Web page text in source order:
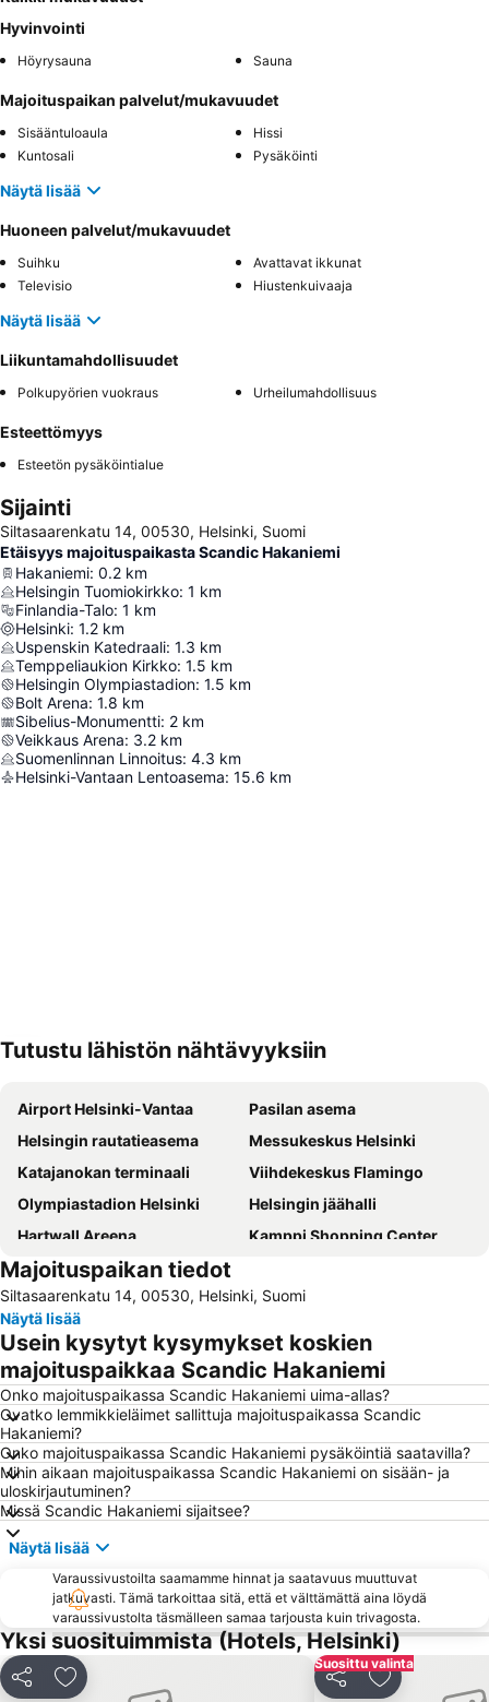
Hyvinvointi
Höyrysauna Sauna
Majoituspaikan palvelut/mukavuudet
Sisääntuloaula
Hissi
Kuntosali
Pysäköinti
Näytä lisää
Huoneen palvelut/mukavuudet
Suihku
Avattavat ikkunat
Televisio
Hiustenkuivaaja
Näytä lisää
Liikuntamahdollisuudet
Polkupyörien vuokraus Urheilumahdollisuus
Esteettömyys
Esteetön pysäköintialue
Sijainti
Siltasaarenkatu 14, 00530, Helsinki, Suomi
Etäisyys majoituspaikasta Scandic Hakaniemi
Hakaniemi: 0.2 km
Helsingin Tuomiokirkko: 1 km
Finlandia-Talo: 1 km
Helsinki: 1.2 km
Uspenskin Katedraali: 1.3 km
Temppeliaukion Kirkko: 1.5 km
Helsingin Olympiastadion: 1.5 km
Bolt Arena: 1.8 km
Sibelius-Monumentti: 2 km
Veikkaus Arena: 3.2 km
Suomenlinnan Linnoitus: 4.3 km
Helsinki-Vantaan Lentoasema: 15.6 km
Tutustu lähistön nähtävyyksiin
Airport Helsinki-Vantaa
Pasilan asema
Helsingin rautatieasema
Messukeskus Helsinki
Katajanokan terminaali
Viihdekeskus Flamingo
Olympiastadion Helsinki
Helsingin jäähalli
Hartwall Areena
Kamppi Shopping Center
Linnanmäki
Vesipuisto Serena
Tikkurilan matkakeskus
Old Porvoo
Korkeasaari
Jumbo
Tuska Open Air Metal Festival
Länsisatama
Jätkäsaari
Kalasatama
Kaapelitehdas
Itis
Otaniemi
Kauppatori
Vuosaari
Herttoniemi
Shopping centre Iso Omena
Kampin linja-autoasema
Tiedekeskus Heureka
Kallio Church
Finlandia Hall
Munkkiniemi
Lönnrotinkatu
Espoon rautatieasema
Sello Shopping Mall
Majoituspaikan tiedot
Siltasaarenkatu 14, 00530, Helsinki, Suomi
Näytä lisää
Usein kysytyt kysymykset koskien
majoituspaikkaa Scandic Hakaniemi
Onko majoituspaikassa Scandic Hakaniemi uima-allas?
Ovatko lemmikkieläimet sallittuja majoituspaikassa Scandic
Hakaniemi?
Onko majoituspaikassa Scandic Hakaniemi pysäköintiä saatavilla?
Mihin aikaan majoituspaikassa Scandic Hakaniemi on sisään- ja
uloskirjautuminen?
Missä Scandic Hakaniemi sijaitsee?
Näytä lisää
Varaussivustoilta saamamme hinnat ja saatavuus muuttuvat
jatkuvasti. Tämä tarkoittaa sitä, että et välttämättä aina löydä
varaussivustolta täsmälleen samaa tarjousta kuin trivagosta.
Yksi suosituimmista (Hotels, Helsinki)
Jaa Lisää suosikkeihin
Suosittu valinta
Jaa Lisää